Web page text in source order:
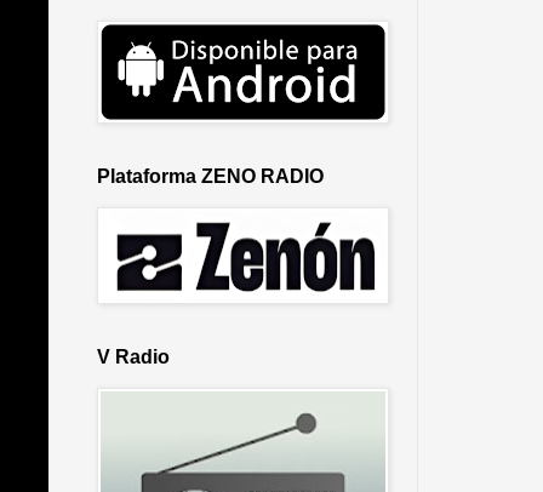
Plataforma ZENO RADIO
V Radio